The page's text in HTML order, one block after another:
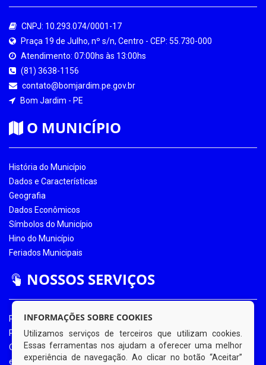
CNPJ: 10.293.074/0001-17
Praça 19 de Julho, nº s/n, Centro - CEP: 55.730-000
Atendimento: 07:00hs às 13:00hs
(81) 3638-1156
contato@bomjardim.pe.gov.br
Bom Jardim - PE
O MUNICÍPIO
História do Município
Dados e Características
Geografia
Dados Econômicos
Símbolos do Município
Hino do Município
Feriados Municipais
NOSSOS SERVIÇOS
Portal da Transparência
Portal da Transparência COVID-19
Ouvidoria Eletrônica
e-SIC
INFORMAÇÕES SOBRE COOKIES
Utilizamos serviços de terceiros que utilizam cookies.
Essas ferramentas nos ajudam a oferecer uma melhor
experiência de navegação. Ao clicar no botão “Aceitar”